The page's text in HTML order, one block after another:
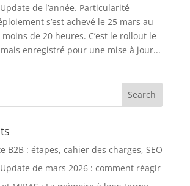
de l’année. Particularité
s’est achevé le 25 mars au
de 20 heures. C’est le rollout le
enregistré pour une mise à jour...
B2B : étapes, cahier des charges, SEO
de mars 2026 : comment réagir